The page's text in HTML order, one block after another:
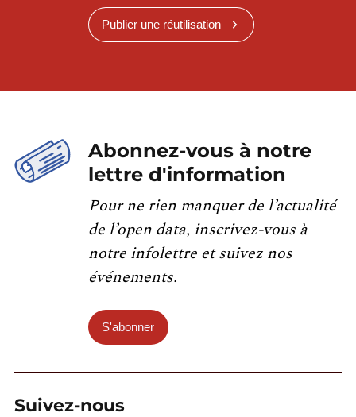
Publier une réutilisation
Abonnez-vous à notre
lettre d'information
Pour ne rien manquer de l’actualité
de l’open data, inscrivez-vous à
notre infolettre et suivez nos
événements.
S'abonner
Suivez-nous